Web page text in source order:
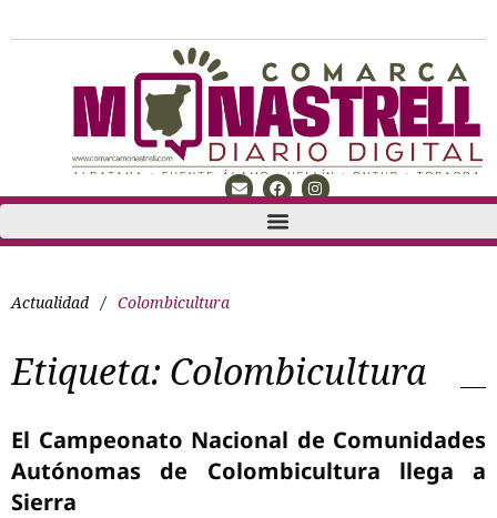
Actualidad / Colombicultura
Etiqueta: Colombicultura
El Campeonato Nacional de Comunidades
Autónomas de Colombicultura llega a
Sierra